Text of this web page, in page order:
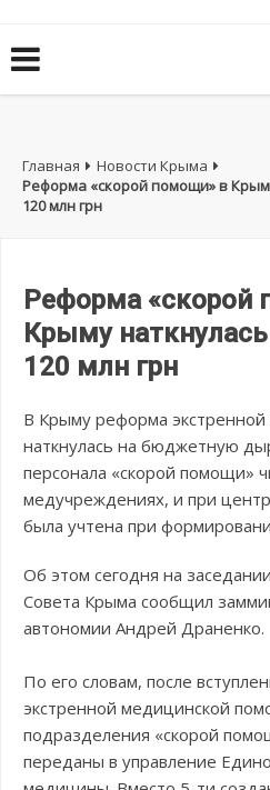
Главная
Новости Крыма
Реформа «скорой помощи» в
120 млн грн
Реформа «скорой
Крыму
120 млн грн
В Крыму реформа
наткнулась на бюджетную
персонала «скорой помощи»
медучреждениях, и при
была учтена при
Об этом сегодня на
Совета Крыма сообщил
автономии Андрей Драненко.
По его словам, после
экстренной медицинской
подразделения «скорой
переданы в управление